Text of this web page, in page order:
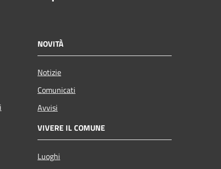
NOVITÀ
Notizie
Comunicati
Avvisi
VIVERE IL COMUNE
Luoghi